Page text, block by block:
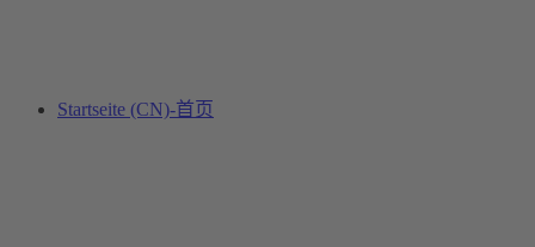
Startseite (CN)-首页